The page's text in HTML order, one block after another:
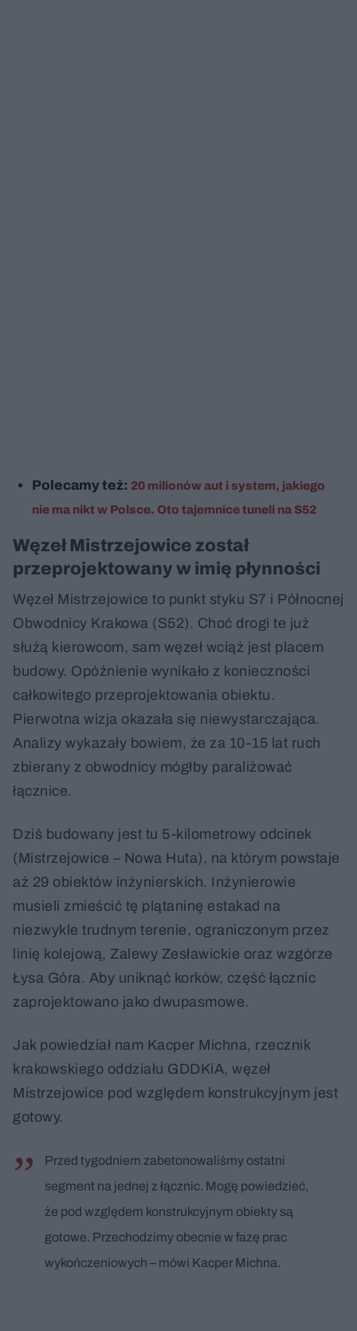
Polecamy też: 20 milionów aut i system, jakiego
nie ma nikt w Polsce. Oto tajemnice tuneli na S52
Węzeł Mistrzejowice został
przeprojektowany w imię płynności
Węzeł Mistrzejowice to punkt styku S7 i Północnej
Obwodnicy Krakowa (S52). Choć drogi te już
służą kierowcom, sam węzeł wciąż jest placem
budowy. Opóźnienie wynikało z konieczności
całkowitego przeprojektowania obiektu.
Pierwotna wizja okazała się niewystarczająca.
Analizy wykazały bowiem, że za 10-15 lat ruch
zbierany z obwodnicy mógłby paraliżować
łącznice.
Dziś budowany jest tu 5-kilometrowy odcinek
(Mistrzejowice – Nowa Huta), na którym powstaje
aż 29 obiektów inżynierskich. Inżynierowie
musieli zmieścić tę plątaninę estakad na
niezwykle trudnym terenie, ograniczonym przez
linię kolejową, Zalewy Zesławickie oraz wzgórze
Łysa Góra. Aby uniknąć korków, część łącznic
zaprojektowano jako dwupasmowe.
Jak powiedział nam Kacper Michna, rzecznik
krakowskiego oddziału GDDKiA, węzeł
Mistrzejowice pod względem konstrukcyjnym jest
gotowy.
Przed tygodniem zabetonowaliśmy ostatni
segment na jednej z łącznic. Mogę powiedzieć,
że pod względem konstrukcyjnym obiekty są
gotowe. Przechodzimy obecnie w fazę prac
wykończeniowych – mówi Kacper Michna.